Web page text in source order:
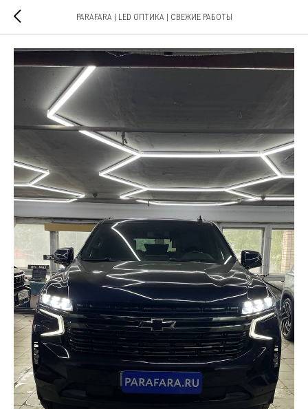
PARAFARA | LED ОПТИКА | СВЕЖИЕ РАБОТЫ